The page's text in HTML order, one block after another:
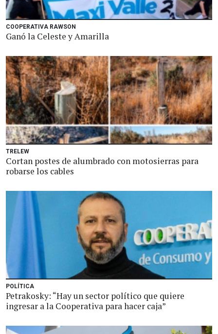
COOPERATIVA RAWSON
Ganó la Celeste y Amarilla
TRELEW
Cortan postes de alumbrado con motosierras para
robarse los cables
POLÍTICA
Petrakosky: “Hay un sector político que quiere
ingresar a la Cooperativa para hacer caja”